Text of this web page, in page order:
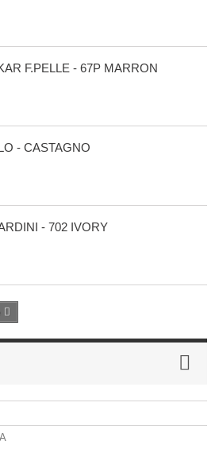
F.PELLE - 67P MARRON
- CASTAGNO
- 702 IVORY